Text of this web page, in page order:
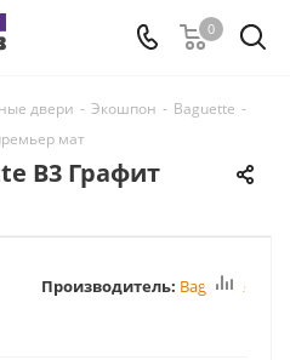
0
двери - Экошпон - Baguette -
мат
B3 Графит
Производитель: Baguette